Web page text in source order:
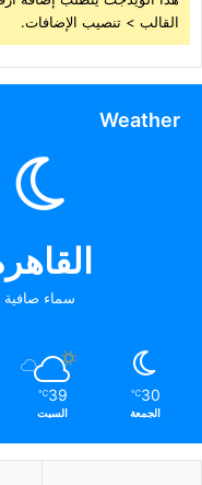
القالب > تنصيب الإضافات.
Weather
سماء صافية
30
℃
الجمعة
39
℃
السبت